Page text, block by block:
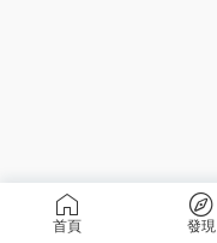
首頁 發現